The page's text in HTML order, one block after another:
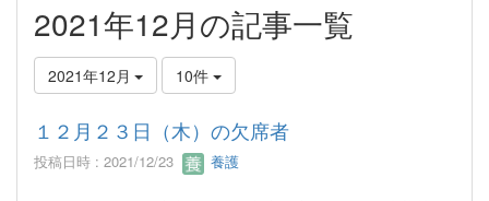
2021年12月の記事一覧
2021年12月 10件
１２月２３日（木）の欠席者
投稿日時 : 2021/12/23 養護